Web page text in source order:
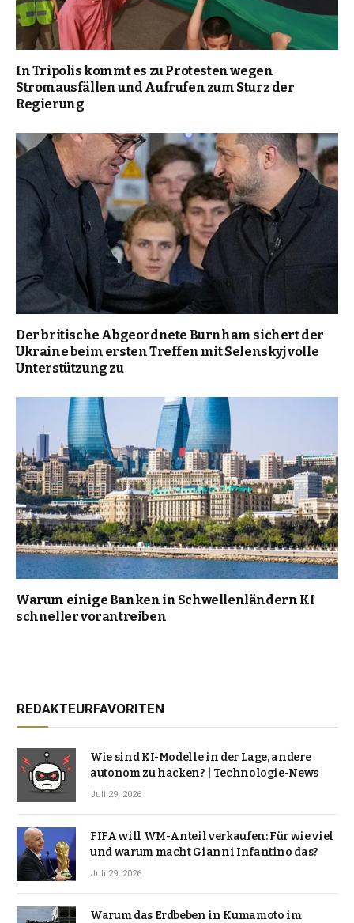
In Tripolis kommt es zu Protesten wegen
Stromausfällen und Aufrufen zum Sturz der
Regierung
Der britische Abgeordnete Burnham sichert der
Ukraine beim ersten Treffen mit Selenskyj volle
Unterstützung zu
Warum einige Banken in Schwellenländern KI
schneller vorantreiben
REDAKTEURFAVORITEN
Wie sind KI-Modelle in der Lage, andere
autonom zu hacken? | Technologie-News
Juli 29, 2026
FIFA will WM-Anteil verkaufen: Für wie viel
und warum macht Gianni Infantino das?
Juli 29, 2026
Warum das Erdbeben in Kumamoto im